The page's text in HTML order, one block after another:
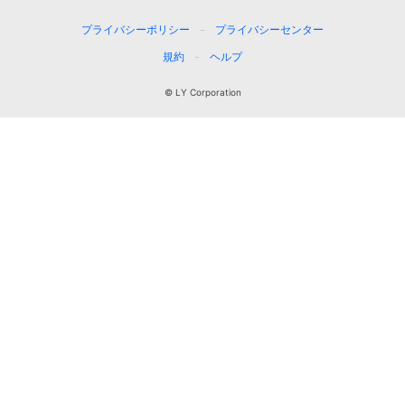
プライバシーポリシー
プライバシーセンター
規約
ヘルプ
© LY Corporation